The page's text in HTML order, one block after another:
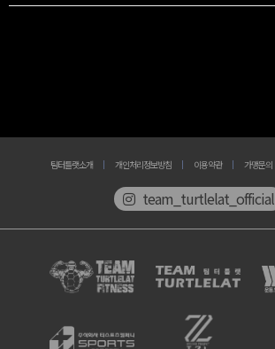
팀터틀랫소개 개인처리정보방침 이용약관 가맹문의
team_turtlelat_official